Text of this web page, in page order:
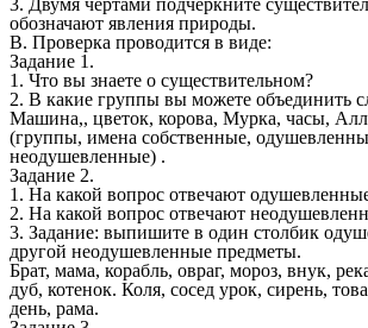
3. Двумя чертами подчеркните
обозначают явления природы.
В. Проверка проводится в виде:
Задание 1.
1. Что вы знаете о существительном?
2. В какие группы вы можете объединить
Машина,, цветок, корова, Мурка, часы,
(группы, имена собственные,
неодушевленные) .
Задание 2.
1. На какой вопрос отвечают
2. На какой вопрос отвечают
3. Задание: выпишите в один столбик
другой неодушевленные предметы.
Брат, мама, корабль, овраг, мороз, внук,
дуб, котенок. Коля, сосед урок, сирень,
день, рама.